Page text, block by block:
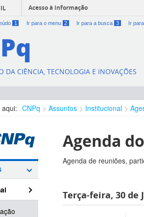
Acesso à informação
1 Ir para o menu 2 Ir para a busca 3 Ir
DA CIÊNCIA, TECNOLOGIA E INOVAÇÕES
aqui: CNPq Assuntos Institucional
Agenda
Agenda de reuniões,
Terça-feira, 30 de